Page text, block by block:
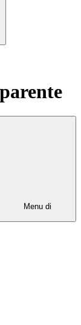
Menu di